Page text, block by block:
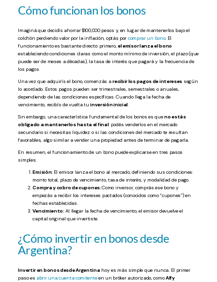
Cómo funcionan los bonos
Imaginá que decidís ahorrar $100,000 pesos y, en lugar de mantenerlos bajo el
colchón perdiendo valor por la inflación, optás por comprar un bono. El
funcionamiento es bastante directo: primero,el emisor lanza el bono
estableciendo condiciones claras como el monto mínimo de inversión, el plazo (que
puede ser de meses a décadas), la tasa de interés que pagará y la frecuencia de
los pagos.
Una vez que adquirís el bono, comenzás arecibir los pagos de intereses según
lo acordado. Estos pagos pueden ser trimestrales, semestrales o anuales,
dependiendo de las condiciones específicas. Cuando llega la fecha de
vencimiento, recibís de vuelta tuinversión inicial.
Sin embargo, una característica fundamental de los bonos es queno estás
obligado a mantenerlos hasta el final: podés venderlos en el mercado
secundario si necesitas liquidez o si las condiciones del mercado te resultan
favorables, algo similar a vender una propiedad antes de terminar de pagarla.
En resumen, el funcionamiento de un bono puede explicarse en tres pasos
simples:
Emisión: El emisor lanza el bono al mercado, definiendo sus condiciones:
monto total, plazo de vencimiento, tasa de interés, y modalidad de pago.
Compra y cobro de cupones:Como inversor, comprás ese bono y
empezás a recibir los intereses pactados (conocidos como “cupones”) en
fechas establecidas.
Vencimiento: Al llegar la fecha de vencimiento, el emisor devuelve el
capital original que invertiste.
¿Cómo invertir en bonos desde
Argentina?
Invertir en bonos desde Argentina hoy es más simple que nunca. El primer
paso es abrir una cuenta comitenteen un bróker autorizado, comoAlfy